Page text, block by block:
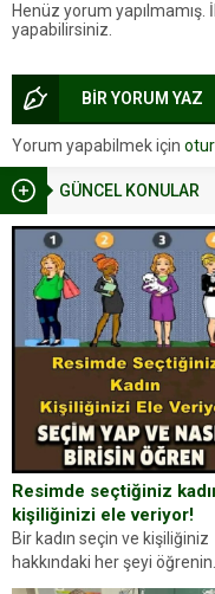
GÜNCEL KONULAR
Resimde seçtiğiniz
kişiliğinizi ele veriyor!
Bir kadın seçin ve kişiliğiniz
hakkındaki her şeyi
kez karşınıza oldukça
Henüz yorum yapılmamış.
yapabilirsiniz.
BİR YORUM YAZ
Yorum yapabilmek için